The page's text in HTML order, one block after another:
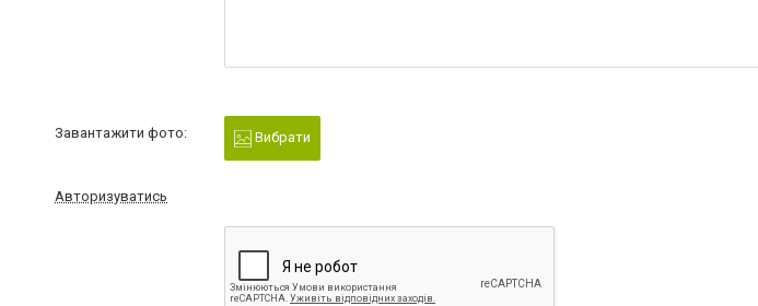
Завантажити фото: Вибрати
Авторизуватись